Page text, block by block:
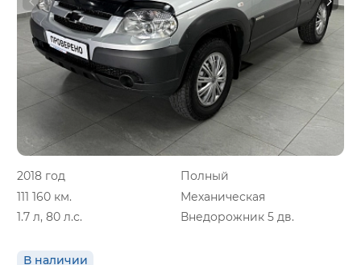
2018 год
Полный
111 160 км.
Механическая
1.7 л, 80 л.с.
Внедорожник 5 дв.
В наличии